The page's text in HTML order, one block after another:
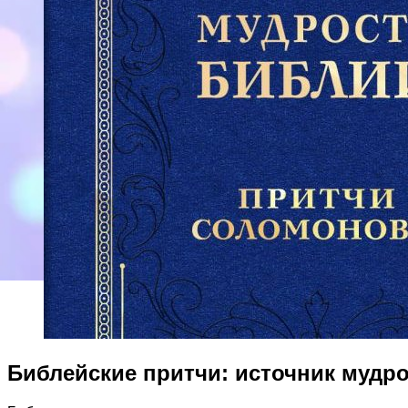
Библейские притчи: источник